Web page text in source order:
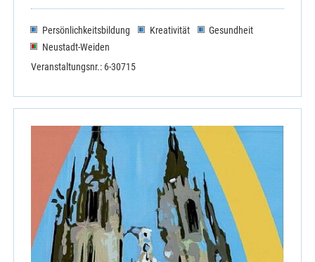
Persönlichkeitsbildung Kreativität
Gesundheit
Neustadt-Weiden
Veranstaltungsnr.: 6-30715